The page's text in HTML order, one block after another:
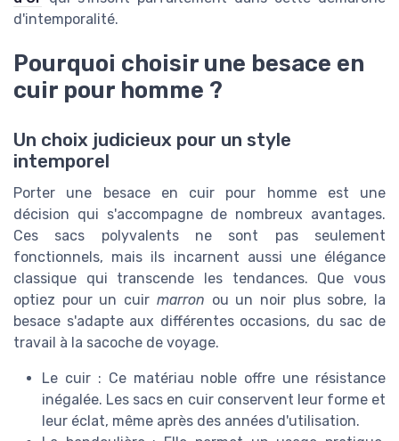
d'intemporalité.
Pourquoi choisir une besace en
cuir pour homme ?
Un choix judicieux pour un style
intemporel
Porter une besace en cuir pour homme est une
décision qui s'accompagne de nombreux avantages.
Ces sacs polyvalents ne sont pas seulement
fonctionnels, mais ils incarnent aussi une élégance
classique qui transcende les tendances. Que vous
optiez pour un cuir marron ou un noir plus sobre, la
besace s'adapte aux différentes occasions, du sac de
travail à la sacoche de voyage.
Le cuir : Ce matériau noble offre une résistance
inégalée. Les sacs en cuir conservent leur forme et
leur éclat, même après des années d'utilisation.